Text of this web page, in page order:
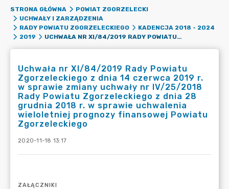
STRONA GŁÓWNA
POWIAT ZGORZELECKI
UCHWAŁY I ZARZĄDZENIA
RADY POWIATU ZGORZELECKIEGO
KADENCJA 2018 - 2024
2019
UCHWAŁA NR XI/84/2019 RADY POWIATU ZGORZELECKIEGO Z DNIA 14 CZERWCA 2019 R. W SPRAWIE ZMIANY UCHWAŁY NR IV/25/2018 RADY POWIATU ZGORZELECKIEGO Z DNIA 28 GRUDNIA 2018 R. W SPRAWIE UCHWALENIA WIELOLETNIEJ PROGNOZY FINANSOWEJ POWIATU ZGORZELECKIEGO
Uchwała nr XI/84/2019 Rady Powiatu
Zgorzeleckiego z dnia 14 czerwca 2019 r.
w sprawie zmiany uchwały nr IV/25/2018
Rady Powiatu Zgorzeleckiego z dnia 28
grudnia 2018 r. w sprawie uchwalenia
wieloletniej prognozy finansowej Powiatu
Zgorzeleckiego
2020-11-18 13:17
ZAŁĄCZNIKI